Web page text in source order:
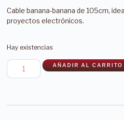
Cable banana-banana de 105cm,
proyectos electrónicos.
Hay existencias
AÑADIR AL CARRITO